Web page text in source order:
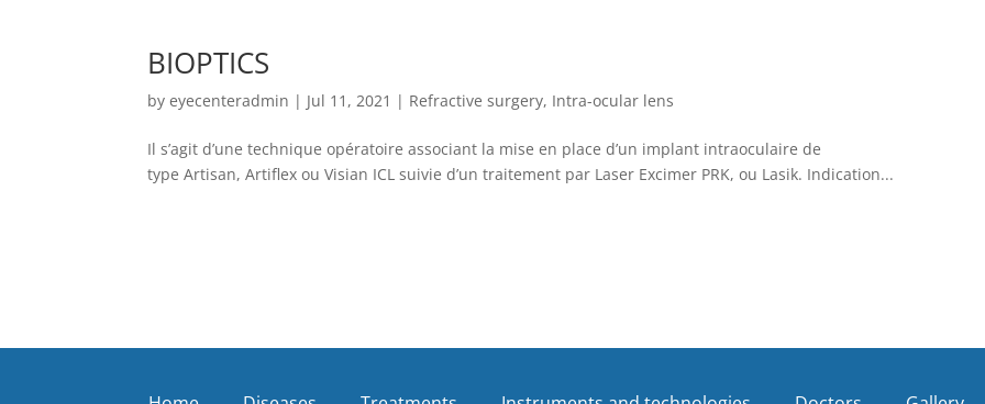
BIOPTICS
byeyecenteradmin | Jul 11, 2021 | Refractive surgery, Intra-ocular lens
Il s’agit d’une technique opératoire associant la mise en place d’un implant intraoculaire de
type Artisan, Artiflex ou Visian ICL suivie d’un traitement par Laser Excimer PRK, ou Lasik. Indication...